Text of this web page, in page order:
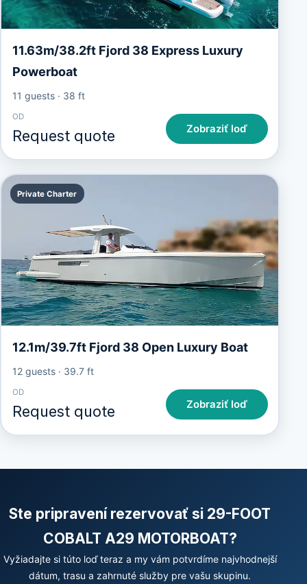
11.63m/38.2ft Fjord 38 Express Luxury
Powerboat
11 guests· 38 ft
OD
Request quote Zobraziť loď
Private Charter
12.1m/39.7ft Fjord 38 Open Luxury Boat
12 guests· 39.7 ft
OD
Request quote Zobraziť loď
Ste pripravení rezervovať si 29-FOOT
COBALT A29 MOTORBOAT?
Vyžiadajte si túto loď teraz a my vám potvrdíme najvhodnejší
dátum, trasu a zahrnuté služby pre vašu skupinu.